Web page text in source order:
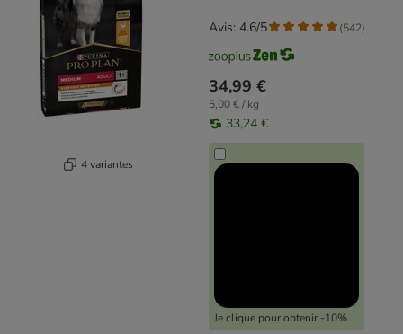
4 variantes
34,99 €
5,00 € / kg
33,24 €
Je clique pour obtenir -10%
Avis: 4.6/5 (542)